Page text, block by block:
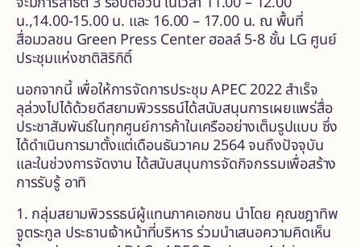
น.,14.00-15.00 น. และ 16.00 – 17.00 น. ณ พื้นที่
สื่อมวลชน Green Press Center ฮอลล์ 5-8 ชั้น LG ศูนย์
ประชุมแห่งชาติสิริกิติ์
นอกจากนี้ เพื่อให้การจัดการประชุม APEC 2022 สำเร็จ
ลุล่วงไปได้ด้วยดีสยามพิวรรธน์ได้สนับสนุนการเผยแพร่สื่อ
ประชาสัมพันธ์ในทุกศูนย์การค้าในเครืออย่างเต็มรูปแบบ ซึ่ง
ได้ดำเนินการมาตั้งแต่เดือนธันวาคม 2564 จนถึงปัจจุบัน
และในช่วงการจัดงาน ได้สนับสนุนการจัดกิจกรรมเพื่อสร้าง
การรับรู้ อาทิ
1. กลุ่มสยามพิวรรธน์ผู้แทนภาคเอกชน นำโดย คุณชฎาทิพ
จูตระกูล ประธานเจ้าหน้าที่บริหาร ร่วมนำเสนอความคิดเห็น